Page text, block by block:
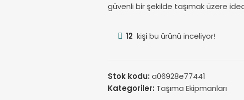
güvenli bir şekilde taşımak üzere
12 kişi bu ürünü inceliyor!
Stok kodu: a06928e77441
Kategoriler: Taşıma Ekipmanları